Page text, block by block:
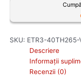
SKU: ETR3-40TH265-
Descriere
Informații
Recenzii (0)